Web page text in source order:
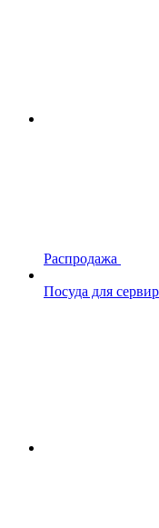
Распродажа
Посуда для